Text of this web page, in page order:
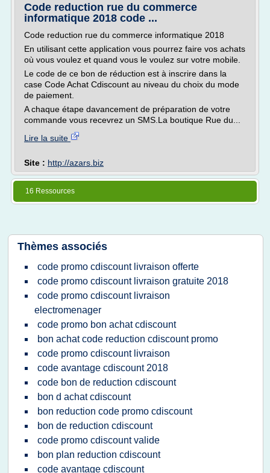
Code reduction rue du commerce
informatique 2018 code ...
Code reduction rue du commerce informatique 2018
En utilisant cette application vous pourrez faire vos achats
où vous voulez et quand vous le voulez sur votre mobile.
Le code de ce bon de réduction est à inscrire dans la
case Code Achat Cdiscount au niveau du choix du mode
de paiement.
A chaque étape davancement de préparation de votre
commande vous recevrez un SMS.La boutique Rue du...
Lire la suite
Site : http://azars.biz
16 Ressources
Thèmes associés
code promo cdiscount livraison offerte
code promo cdiscount livraison gratuite 2018
code promo cdiscount livraison
electromenager
code promo bon achat cdiscount
bon achat code reduction cdiscount promo
code promo cdiscount livraison
code avantage cdiscount 2018
code bon de reduction cdiscount
bon d achat cdiscount
bon reduction code promo cdiscount
bon de reduction cdiscount
code promo cdiscount valide
bon plan reduction cdiscount
code avantage cdiscount